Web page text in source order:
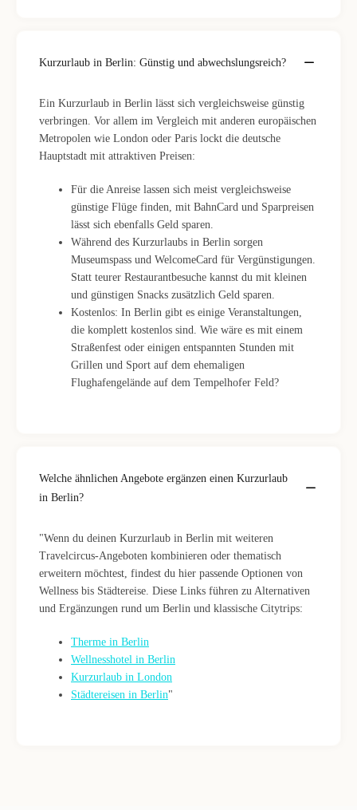
Kurzurlaub in Berlin: Günstig und abwechslungsreich?
Ein Kurzurlaub in Berlin lässt sich vergleichsweise günstig
verbringen. Vor allem im Vergleich mit anderen europäischen
Metropolen wie London oder Paris lockt die deutsche
Hauptstadt mit attraktiven Preisen:
Für die Anreise lassen sich meist vergleichsweise
günstige Flüge finden, mit BahnCard und Sparpreisen
lässt sich ebenfalls Geld sparen.
Während des Kurzurlaubs in Berlin sorgen
Museumspass und WelcomeCard für Vergünstigungen.
Statt teurer Restaurantbesuche kannst du mit kleinen
und günstigen Snacks zusätzlich Geld sparen.
Kostenlos: In Berlin gibt es einige Veranstaltungen,
die komplett kostenlos sind. Wie wäre es mit einem
Straßenfest oder einigen entspannten Stunden mit
Grillen und Sport auf dem ehemaligen
Flughafengelände auf dem Tempelhofer Feld?
Welche ähnlichen Angebote ergänzen einen Kurzurlaub
in Berlin?
"Wenn du deinen Kurzurlaub in Berlin mit weiteren
Travelcircus-Angeboten kombinieren oder thematisch
erweitern möchtest, findest du hier passende Optionen von
Wellness bis Städtereise. Diese Links führen zu Alternativen
und Ergänzungen rund um Berlin und klassische Citytrips:
Therme in Berlin
Wellnesshotel in Berlin
Kurzurlaub in London
Städtereisen in Berlin"